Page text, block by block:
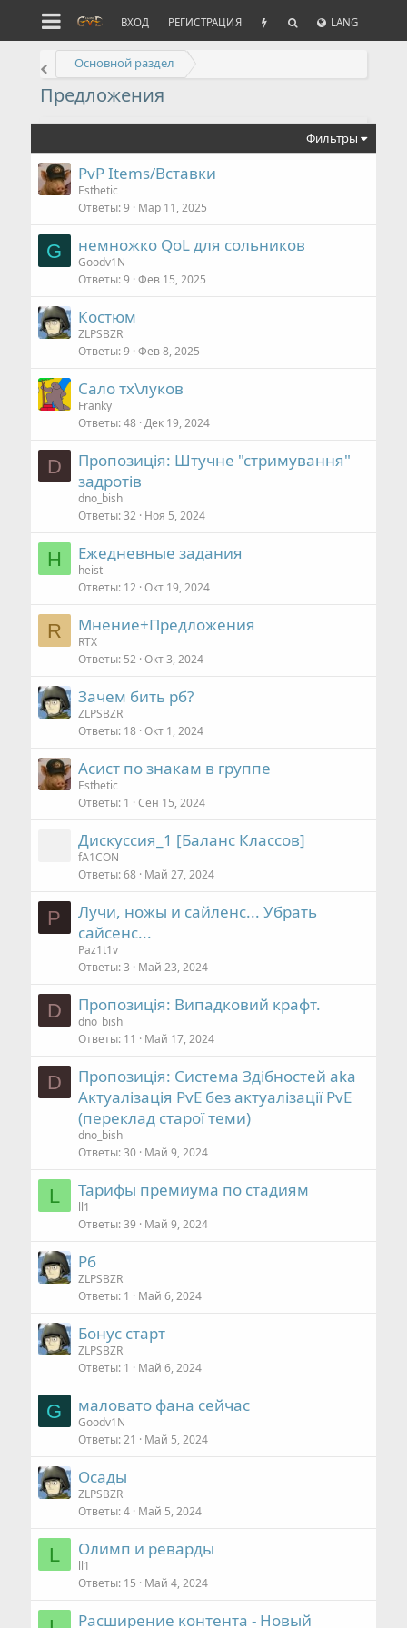
ВХОД РЕГИСТРАЦИЯ LANG
Основной раздел
Предложения
Фильтры
PvP Items/Вставки
Esthetic
Ответы 9 Мар 11, 2025
G немножко QoL для сольников
Goodv1N
Ответы 9 Фев 15, 2025
Костюм
ZLPSBZR
Ответы 9 Фев 8, 2025
Сало тх\луков
Franky
Ответы 48 Дек 19, 2024
D
Пропозиція: Штучне "стримування"
задротів
dno_bish
Ответы 32 Ноя 5, 2024
H Ежедневные задания
heist
Ответы 12 Окт 19, 2024
R Мнение+Предложения
RTX
Ответы 52 Окт 3, 2024
Зачем бить рб?
ZLPSBZR
Ответы 18 Окт 1, 2024
Асист по знакам в группе
Esthetic
Ответы 1 Сен 15, 2024
Дискуссия_1 [Баланс Классов]
fA1CON
Ответы 68 Май 27, 2024
P
Лучи, ножы и сайленс... Убрать
сайсенс...
Paz1t1v
Ответы 3 Май 23, 2024
D Пропозиція: Випадковий крафт.
dno_bish
Ответы 11 Май 17, 2024
D
Пропозиція: Система Здібностей aka
Актуалізація PvE без актуалізації PvE
(переклад старої теми)
dno_bish
Ответы 30 Май 9, 2024
L Тарифы премиума по стадиям
ll1
Ответы 39 Май 9, 2024
Рб
ZLPSBZR
Ответы 1 Май 6, 2024
Бонус старт
ZLPSBZR
Ответы 1 Май 6, 2024
G маловато фана сейчас
Goodv1N
Ответы 21 Май 5, 2024
Осады
ZLPSBZR
Ответы 4 Май 5, 2024
L Олимп и реварды
ll1
Ответы 15 Май 4, 2024
Расширение контента - Новый